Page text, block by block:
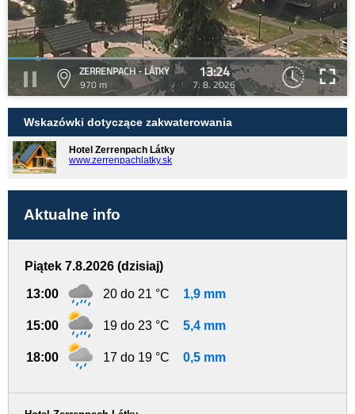
ZERRENPACH - LÁTKY
970 m
13:24
7. 8. 2026
Wskazówki dotyczące zakwaterowania
Hotel Zerrenpach Látky
www.zerrenpachlatky.sk
Aktualne info
Piątek 7.8.2026 (dzisiaj)
13:00 20 do 21 °C 1,9 mm
15:00 19 do 23 °C 5,4 mm
18:00 17 do 19 °C 0,5 mm